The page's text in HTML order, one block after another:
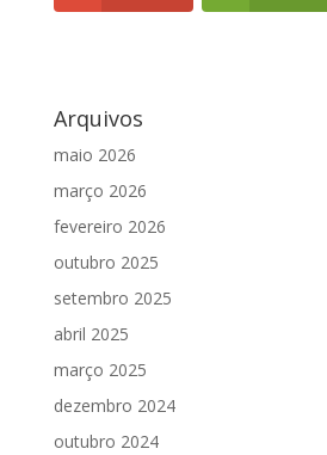
Arquivos
maio 2026
março 2026
fevereiro 2026
outubro 2025
setembro 2025
abril 2025
março 2025
dezembro 2024
outubro 2024